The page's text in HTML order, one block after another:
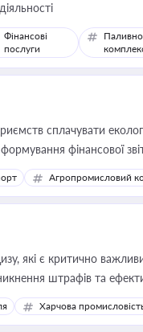
Фінансові
послуги
сплачувати
фінансової
Агропромисловий
які є критично
штрафів та
Харчова